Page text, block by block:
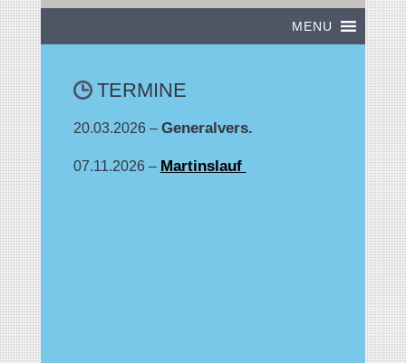
MENU
TERMINE
20.03.2026 – Generalvers.
07.11.2026 – Martinslauf